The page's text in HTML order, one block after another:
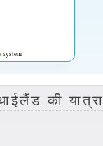
system
की यात्रा